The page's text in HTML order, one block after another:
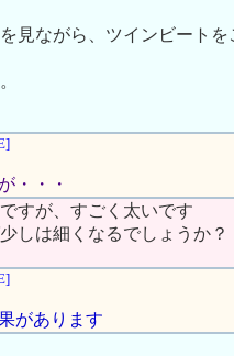
見ながら、ツインビート
・・・
すが、すごく太いです
しは細くなるでしょうか？
があります